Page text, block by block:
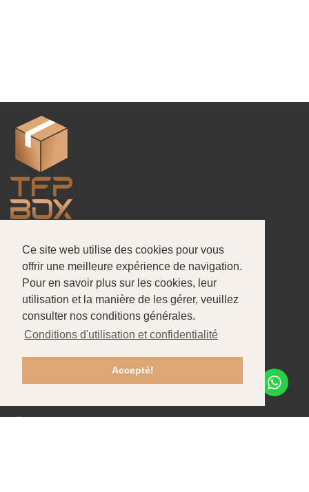
Ce site web utilise des cookies pour vous
offrir une meilleure expérience de navigation.
Pour en savoir plus sur les cookies, leur
utilisation et la manière de les gérer, veuillez
consulter nos conditions générales.
Conditions d'utilisation et confidentialité
Accepté!
À propos de nous Produits Portefeuille
CONTACTOS
Pataias-Gare
+351 244 586 470